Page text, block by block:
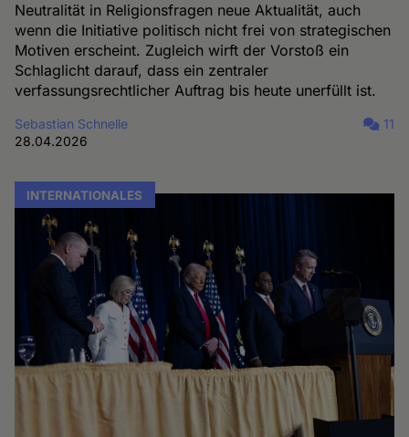
Neutralität in Religionsfragen neue Aktualität, auch
wenn die Initiative politisch nicht frei von strategischen
Motiven erscheint. Zugleich wirft der Vorstoß ein
Schlaglicht darauf, dass ein zentraler
verfassungsrechtlicher Auftrag bis heute unerfüllt ist.
Sebastian Schnelle
28.04.2026
11
INTERNATIONALES